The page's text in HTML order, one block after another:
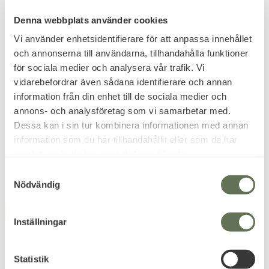
Denna webbplats använder cookies
Vi använder enhetsidentifierare för att anpassa innehållet
och annonserna till användarna, tillhandahålla funktioner
för sociala medier och analysera vår trafik. Vi
vidarebefordrar även sådana identifierare och annan
information från din enhet till de sociala medier och
annons- och analysföretag som vi samarbetar med.
Dessa kan i sin tur kombinera informationen med annan
information som du har tillhandahållit eller som de har
Nödvändig
Inställningar
Statistik
Lägg till i favoriter
ID-Fodral
Butikkontrollant
479
599KR
Lägg till i favoriter
ID-Fodral Skyddsvakt
479
599KR